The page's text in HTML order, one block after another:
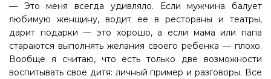
— Это меня всегда удивляло. Если мужчина балует
любимую женщину, водит ее в рестораны и театры,
дарит подарки — это хорошо, а если мама или папа
стараются выполнять желания своего ребенка — плохо.
Вообще я считаю, что есть только две возможности
воспитывать свое дитя: личный пример и разговоры. Все